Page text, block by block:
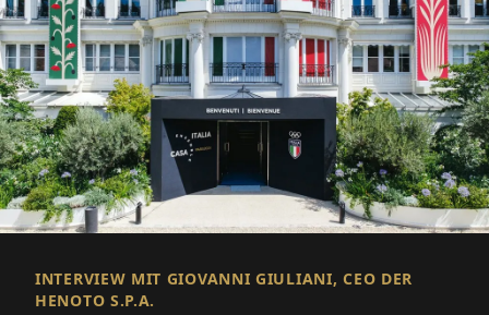
INTERVIEW MIT GIOVANNI GIULIANI, CEO DER
HENOTO S.P.A.